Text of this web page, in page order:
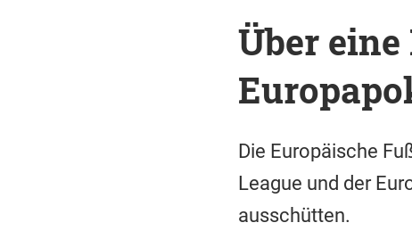
Über
Die Europäische
League und der
ausschütten.